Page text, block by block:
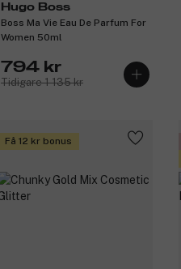
Hugo Boss
Boss Ma Vie Eau De Parfum For
Women 50ml
794 kr
Tidigare 1 135 kr
Få 12 kr bonus